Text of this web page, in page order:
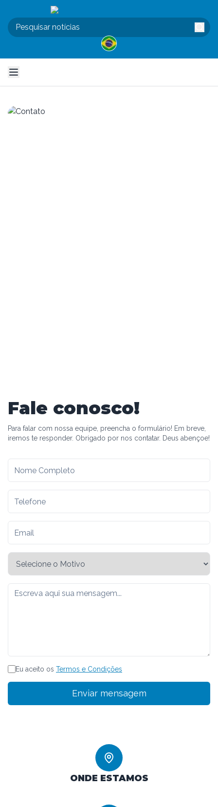
Fale conosco!
Para falar com nossa equipe, preencha o formulário! Em breve,
iremos te responder. Obrigado por nos contatar. Deus abençoe!
Eu aceito os Termos e Condições
Enviar mensagem
ONDE ESTAMOS